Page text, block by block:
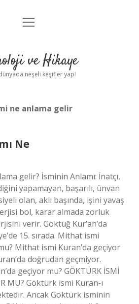
Anasayfa
Yasal Uyarı
menüyü
ve Hikaye
neşeli keşifler yap!
ne anlama gelir
Ne
gelir? İsminin Anlamı: İnatçı,
yapamayan, başarılı, ünvan
olan, aklı başında, işini yavaş
bol, karar almada zorluk
verir. Göktuğ Kur’an’da
15. sırada. Mithat ismi
Mithat ismi Kuran’da geçiyor
doğrudan geçmiyor.
geçiyor mu? GÖKTÜRK İSMİ
MU? Göktürk ismi Kuran-ı
Ancak Göktürk isminin